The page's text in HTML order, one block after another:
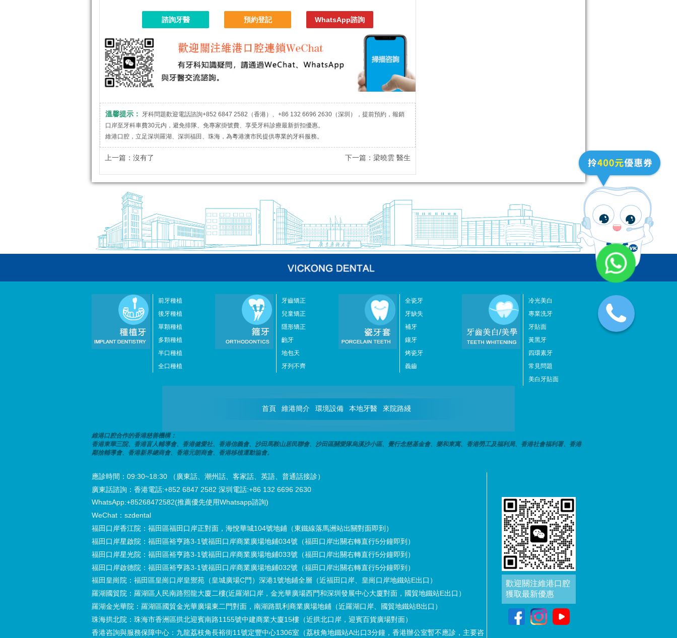
諮詢牙醫 預約登記 WhatsApp諮詢
溫馨提示：
牙科問題歡迎電話諮詢+852 6847 2582（香港）、+86 132 6696 2630（深圳），提前預約，報銷
口岸至牙科車費30元内，避免排隊、免專家掛號費、享受牙科診療最新折扣優惠。
維港口腔，立足深圳羅湖、深圳福田、珠海，為粵港澳市民提供專業的牙科服務。
上一篇：沒有了 下一篇： 梁曉雲 醫生
前牙種植
後牙種植
單顆種植
多顆種植
半口種植
全口種植
牙齒矯正
兒童矯正
隱形矯正
齙牙
地包天
牙列不齊
全瓷牙
牙缺失
補牙
鑲牙
烤瓷牙
義齒
冷光美白
專業洗牙
牙貼面
黃黑牙
四環素牙
常見問題
美白牙貼面
首頁 維港簡介 環境設備 本地牙醫 來院路綫
維港口腔合作的香港慈善機構：
香港東華三院、香港盲人輔導會、香港健愛社、香港信義會、沙田馬鞍山居民聯會、沙田區關愛隊烏溪沙小區、覺行念慈基金會、樂和東寓、香港勞工及福利局、香港社會福利署、香港
鄰捨輔導會、香港新界總商會、香港元朗商會、香港移植運動協會。
應診時間：09:30~18:30 （廣東話、潮州話、客家話、英語、普通話接診）
廣東話諮詢：香港電話:+852 6847 2582 深圳電話:+86 132 6696 2630
WhatsApp:+85268472582(推薦優先使用Whatsapp諮詢)
WeChat：szdental
福田口岸香江院：福田區福田口岸正對面，海悅華城104號地鋪（東鐵線落馬洲站出關對面即到）
福田口岸星啟院：福田區裕亨路3-1號福田口岸商業廣場地鋪034號（福田口岸出關右轉直行5分鐘即到）
福田口岸星光院：福田區裕亨路3-1號福田口岸商業廣場地鋪033號（福田口岸出關右轉直行5分鐘即到）
福田口岸啟德院：福田區裕亨路3-1號福田口岸商業廣場地鋪032號（福田口岸出關右轉直行5分鐘即到）
福田皇崗院：福田區皇崗口岸皇禦苑（皇城廣場C門）深港1號地鋪全層（近福田口岸、皇崗口岸地鐵站E出口）
羅湖國貿院：羅湖區人民南路熙龍大廈二樓(近羅湖口岸，金光華廣場西門和深圳發展中心大廈對面，國貿地鐵站E出口）
羅湖金光華院：羅湖區國貿金光華廣場東二門對面，南湖路凱利商業廣場地鋪（近羅湖口岸、國貿地鐵站B出口）
珠海拱北院：珠海市香洲區拱北迎賓南路1155號中建商業大廈15樓（近拱北口岸，迎賓百貨廣場對面）
香港咨詢與服務保障中心：九龍荔枝角長裕街11號定豐中心1306室（荔枝角地鐵站A出口3分鐘，香港辦公室暫不應診，主要咨
歡迎關注維港口腔
獲取最新優惠